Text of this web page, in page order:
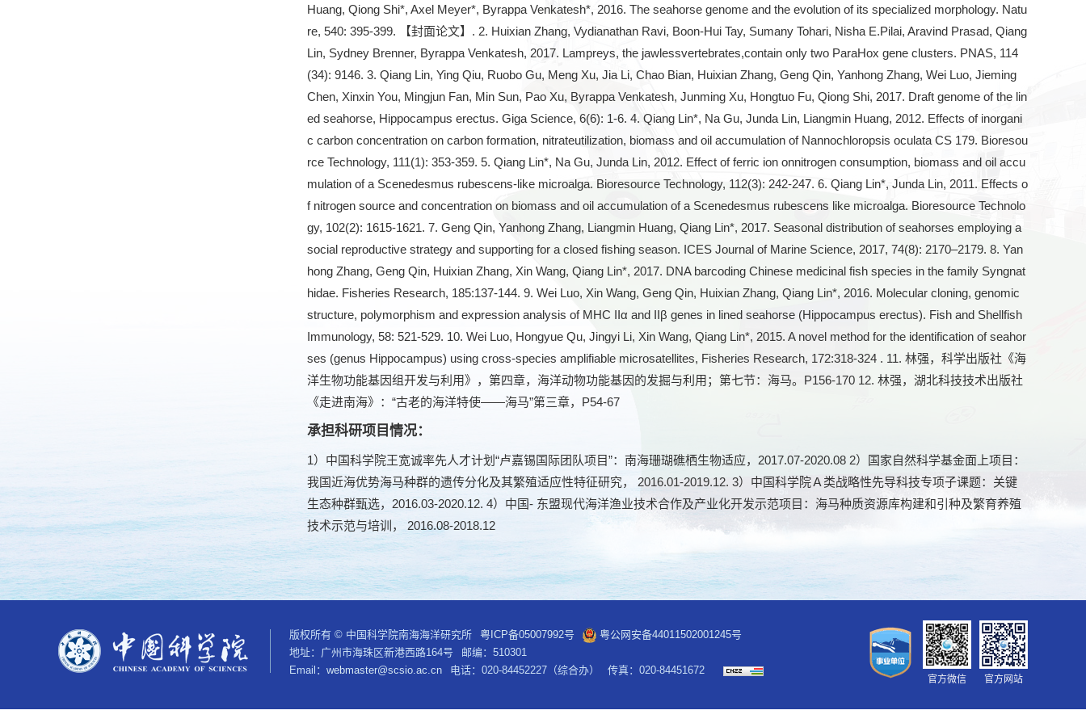
Huang, Qiong Shi*, Axel Meyer*, Byrappa Venkatesh*, 2016. The seahorse genome and the evolution of its specialized morphology. Natu
re, 540: 395-399. 【封面论文】. 2. Huixian Zhang, Vydianathan Ravi, Boon-Hui Tay, Sumany Tohari, Nisha E.Pilai, Aravind Prasad, Qiang
Lin, Sydney Brenner, Byrappa Venkatesh, 2017. Lampreys, the jawlessvertebrates,contain only two ParaHox gene clusters. PNAS, 114
(34): 9146. 3. Qiang Lin, Ying Qiu, Ruobo Gu, Meng Xu, Jia Li, Chao Bian, Huixian Zhang, Geng Qin, Yanhong Zhang, Wei Luo, Jieming
Chen, Xinxin You, Mingjun Fan, Min Sun, Pao Xu, Byrappa Venkatesh, Junming Xu, Hongtuo Fu, Qiong Shi, 2017. Draft genome of the lin
ed seahorse, Hippocampus erectus. Giga Science, 6(6): 1-6. 4. Qiang Lin*, Na Gu, Junda Lin, Liangmin Huang, 2012. Effects of inorgani
c carbon concentration on carbon formation, nitrateutilization, biomass and oil accumulation of Nannochloropsis oculata CS 179. Bioresou
rce Technology, 111(1): 353-359. 5. Qiang Lin*, Na Gu, Junda Lin, 2012. Effect of ferric ion onnitrogen consumption, biomass and oil accu
mulation of a Scenedesmus rubescens-like microalga. Bioresource Technology, 112(3): 242-247. 6. Qiang Lin*, Junda Lin, 2011. Effects o
f nitrogen source and concentration on biomass and oil accumulation of a Scenedesmus rubescens like microalga. Bioresource Technolo
gy, 102(2): 1615-1621. 7. Geng Qin, Yanhong Zhang, Liangmin Huang, Qiang Lin*, 2017. Seasonal distribution of seahorses employing a
social reproductive strategy and supporting for a closed fishing season. ICES Journal of Marine Science, 2017, 74(8): 2170–2179. 8. Yan
hong Zhang, Geng Qin, Huixian Zhang, Xin Wang, Qiang Lin*, 2017. DNA barcoding Chinese medicinal fish species in the family Syngnat
hidae. Fisheries Research, 185:137-144. 9. Wei Luo, Xin Wang, Geng Qin, Huixian Zhang, Qiang Lin*, 2016. Molecular cloning, genomic
structure, polymorphism and expression analysis of MHC IIα and IIβ genes in lined seahorse (Hippocampus erectus). Fish and Shellfish
Immunology, 58: 521-529. 10. Wei Luo, Hongyue Qu, Jingyi Li, Xin Wang, Qiang Lin*, 2015. A novel method for the identification of seahor
ses (genus Hippocampus) using cross-species amplifiable microsatellites, Fisheries Research, 172:318-324 . 11. 林强，科学出版社《海
洋生物功能基因组开发与利用》，第四章，海洋动物功能基因的发掘与利用；第七节：海马。P156-170 12. 林强，湖北科技技术出版社
《走进南海》：“古老的海洋特使——海马”第三章，P54-67
承担科研项目情况：
1）中国科学院王宽诚率先人才计划“卢嘉锡国际团队项目”：南海珊瑚礁栖生物适应，2017.07-2020.08 2）国家自然科学基金面上项目：
我国近海优势海马种群的遗传分化及其繁殖适应性特征研究， 2016.01-2019.12. 3）中国科学院Ａ类战略性先导科技专项子课题：关键
生态种群甄选，2016.03-2020.12. 4）中国- 东盟现代海洋渔业技术合作及产业化开发示范项目：海马种质资源库构建和引种及繁育养殖
技术示范与培训， 2016.08-2018.12
版权所有 © 中国科学院南海海洋研究所 粤ICP备05007992号
粤公网安备44011502001245号
地址：广州市海珠区新港西路164号
邮编：510301
Email： webmaster@scsio.ac.cn 电话：020-84452227（综合办） 传真：020-84451672
官方微信 官方网站